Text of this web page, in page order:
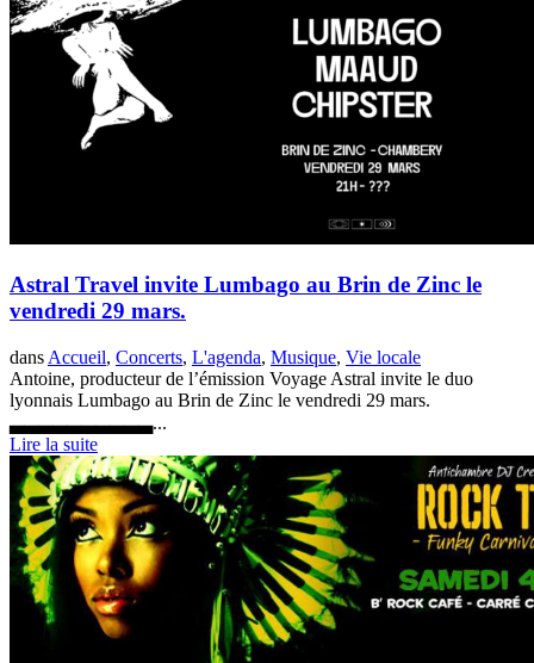
Astral Travel invite Lumbago au Brin de Zinc le
vendredi 29 mars.
dans Accueil, Concerts, L'agenda, Musique, Vie locale
Antoine, producteur de l’émission Voyage Astral invite le duo
lyonnais Lumbago au Brin de Zinc le vendredi 29 mars.
▃▃▃▃▃▃▃▃▃▃...
Lire la suite